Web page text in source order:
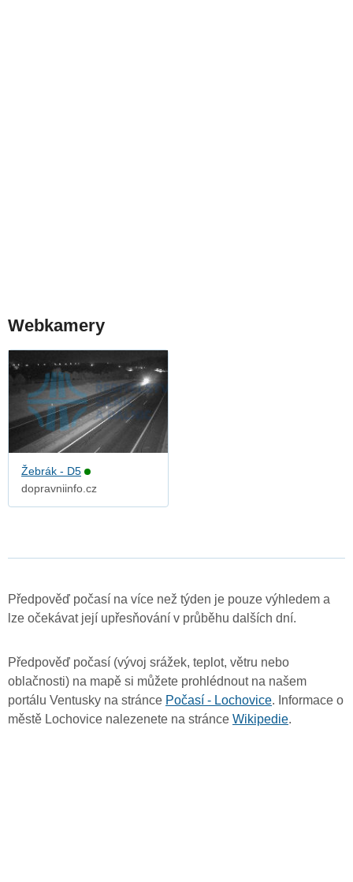
Webkamery
Žebrák - D5
dopravniinfo.cz
Předpověď počasí na více než týden je pouze výhledem a
lze očekávat její upřesňování v průběhu dalších dní.
Předpověď počasí (vývoj srážek, teplot, větru nebo
oblačnosti) na mapě si můžete prohlédnout na našem
portálu Ventusky na stránce Počasí - Lochovice. Informace o
městě Lochovice nalezenete na stránce Wikipedie.